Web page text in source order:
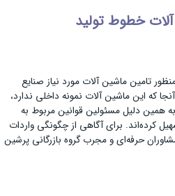
خطوط تولید
تامین ماشین آلات مورد نیاز صنایع
که این ماشین آلات نمونه داخلی ندارد،
به همین دلیل مسئولین قوانین مربوط به
کرده‌اند. برای آگاهی از چگونگی واردات
حرفه‌ای و مجرب گروه بازرگانی پرشین